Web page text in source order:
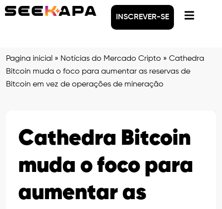
INSCREVER-SE
Pagina inicial » Notícias do Mercado Cripto » Cathedra
Bitcoin muda o foco para aumentar as reservas de
Bitcoin em vez de operações de mineração
Cathedra Bitcoin
muda o foco para
aumentar as